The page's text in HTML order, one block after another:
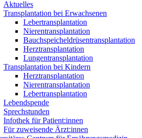
Aktuelles
Transplantation bei Erwachsenen
Lebertransplantation
Nierentransplantation
Bauchspeicheldrüsentransplantation
Herztransplantation
Lungentransplantation
Transplantation bei Kindern
Herztransplantation
Nierentransplantation
Lebertransplantation
Lebendspende
Sprechstunden
Infothek für Patient:innen
Für zuweisende Ärzt:innen